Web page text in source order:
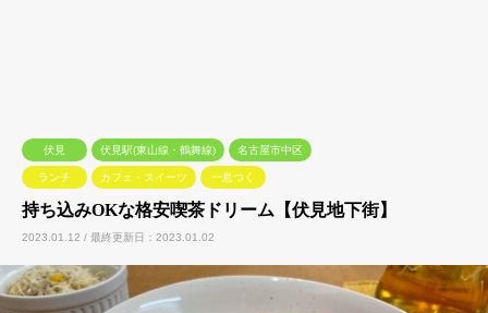
伏見 伏見駅(東山線・鶴舞線) 名古屋市中区
ランチ カフェ・スイーツ 一息つく
持ち込みOKな格安喫茶ドリーム【伏見地下街】
2023.01.12 / 最終更新日：2023.01.02